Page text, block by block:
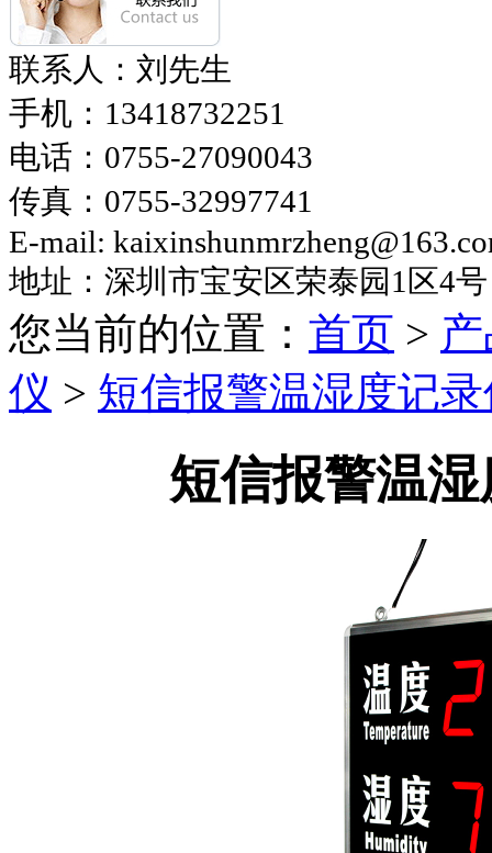
联系人：刘先生
手机： 13418732251
电话： 0755-27090043
传真： 0755-32997741
E-mail:
地址：深圳市宝安区荣泰园 1区4号
您当前的位置： 首页 >
仪 > 短信报警温湿度记
短信报警温